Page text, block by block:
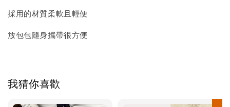
採用的材質柔軟且輕便
放包包隨身攜帶很方便
我猜你喜歡